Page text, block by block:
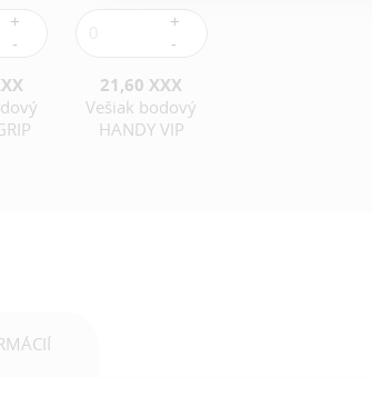
21,60 XXX
Vešiak bodový
HANDY VIP